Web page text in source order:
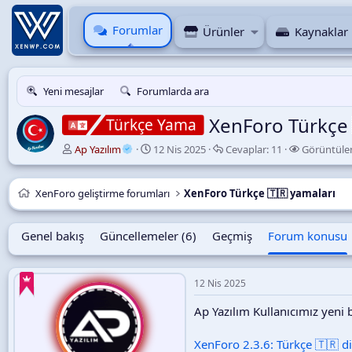
Forumlar Ürünler Kaynaklar
Yeni mesajlar Forumlarda ara
Türkçe Yama XenForo
K
o
n
u
B
ş
l
a
t
n
Ap Yazılım
B
a
ş
l
g
ç
t
12 Nis 2025 Cevaplar: C
e
v
a
a
11
XenForo geliştirme forumları XenForo Türkçe 🇹🇷 yamaları
Genel bakış Güncellemeler (6) Geçmiş Forum konusu
12 Nis 2025
Ap Yazılım Kullanıcımız
XenForo 2.3.6: Türkçe 🇹🇷